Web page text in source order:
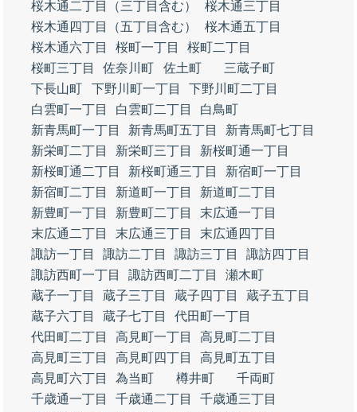
桜木通二丁目（三丁目含む）
桜木通三丁目
桜木通四丁目（五丁目含む）
桜木通五丁目
桜木通六丁目
桜町一丁目
桜町二丁目
桜町三丁目
佐奈川町 佐土町
三蔵子町
下長山町
下野川町一丁目
下野川町二丁目
白雲町一丁目
白雲町二丁目
白鳥町
新青馬町一丁目
新青馬町五丁目
新青馬町七丁目
新栄町二丁目
新栄町三丁目
新桜町通一丁目
新桜町通二丁目
新桜町通三丁目
新宿町一丁目
新宿町二丁目
新道町一丁目
新道町二丁目
新豊町一丁目
新豊町二丁目
末広通一丁目
末広通二丁目
末広通三丁目
末広通四丁目
諏訪一丁目
諏訪二丁目 諏訪三丁目
諏訪四丁目
諏訪西町一丁目
諏訪西町二丁目
瀬木町
蔵子一丁目
蔵子三丁目 蔵子四丁目
蔵子五丁目
蔵子六丁目
蔵子七丁目
代田町一丁目
代田町二丁目
高見町一丁目
高見町二丁目
高見町三丁目
高見町四丁目
高見町五丁目
高見町六丁目
為当町 樽井町
千両町
千歳通一丁目
千歳通二丁目
千歳通三丁目